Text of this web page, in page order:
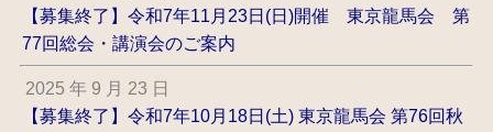
【募集終了】令和7年11月23日(日)開催 東京龍馬会 第
77回総会・講演会のご案内
2025 年 9 月 23 日
【募集終了】令和7年10月18日(土) 東京龍馬会 第76回秋